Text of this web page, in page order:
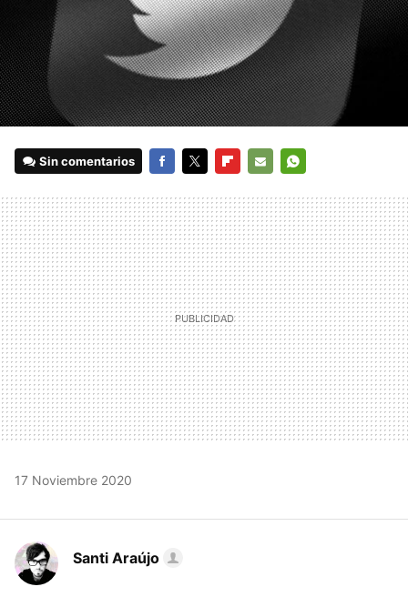
Sin comentarios
MAIL
17 Noviembre 2020
Santi Araújo